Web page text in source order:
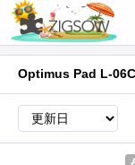
Optimus Pad L-